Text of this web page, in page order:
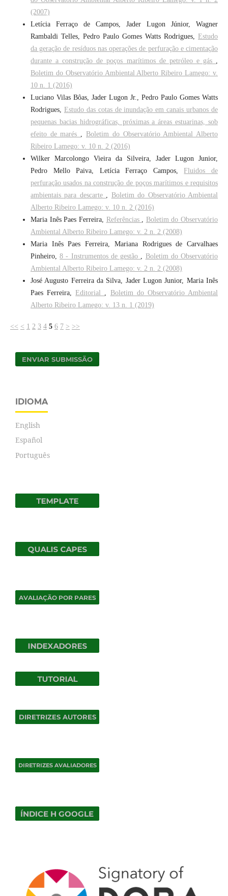
(2007)
Letícia Ferraço de Campos, Jader Lugon Júnior, Wagner
Rambaldi Telles, Pedro Paulo Gomes Watts Rodrigues, Estudo
da geração de resíduos nas operações de perfuração e cimentação
durante a construção de poços marítimos de petróleo e gás
Boletim do Observatório Ambiental Alberto Ribeiro Lamego: v.
10 n. 1 (2016)
Luciano Vilas Bôas, Jader Lugon Jr., Pedro Paulo Gomes Watts
Rodrigues, Estudo das cotas de inundação em canais urbanos de
pequenas bacias hidrográficas, próximas a áreas estuarinas, sob
efeito de marés
Boletim do Observatório Ambiental Alberto
Ribeiro Lamego: v. 10 n. 2 (2016)
Wilker Marcolongo Vieira da Silveira, Jader Lugon Junior,
Pedro Mello Paiva, Letícia Ferraço Campos, Fluidos de
perfuração usados na construção de poços marítimos e requisitos
ambientais para descarte
Boletim do Observatório Ambiental
Alberto Ribeiro Lamego: v. 10 n. 2 (2016)
Maria Inês Paes Ferreira, Referências
Boletim do Observatório
Ambiental Alberto Ribeiro Lamego: v. 2 n. 2 (2008)
Maria Inês Paes Ferreira, Mariana Rodrigues de Carvalhaes
Pinheiro,8 - Instrumentos de gestão
Boletim do Observatório
Ambiental Alberto Ribeiro Lamego: v. 2 n. 2 (2008)
José Augusto Ferreira da Silva, Jader Lugon Junior, Maria Inês
Paes Ferreira, Editorial
Boletim do Observatório Ambiental
Alberto Ribeiro Lamego: v. 13 n. 1 (2019)
<< < 1 2 3 4 5 6 7 > >>
ENVIAR SUBMISSÃO
IDIOMA
English
Español
Português